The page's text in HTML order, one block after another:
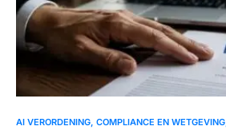
AI VERORDENING COMPLIANCE EN WETGEVING